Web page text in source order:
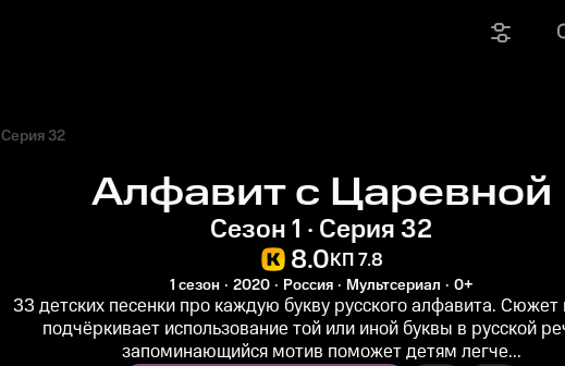
Серия 32
Алфавит с Царевной
Сезон 1 · Серия 32
8.0КП 7.8
1 сезон 2020 Россия Мультсериал 0+
33 детских песенки про каждую букву русского алфавита. Сюжет
подчёркивает использование той или иной буквы в русской
запоминающийся мотив поможет детям легче...